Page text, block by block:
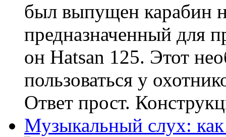
был выпущен карабин
предназначенный для
он Hatsan 125. Этот
пользоваться у
Ответ прост.
Музыкальный слух: как